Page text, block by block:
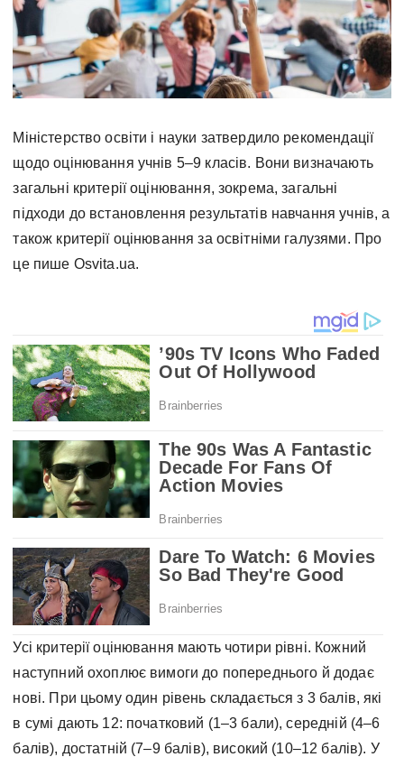
Міністерство освіти і науки затвердило рекомендації
щодо оцінювання учнів 5–9 класів. Вони визначають
загальні критерії оцінювання, зокрема, загальні
підходи до встановлення результатів навчання учнів, а
також критерії оцінювання за освітніми галузями. Про
це пише Osvita.ua.
Усі критерії оцінювання мають чотири рівні. Кожний
наступний охоплює вимоги до попереднього й додає
нові. При цьому один рівень складається з 3 балів, які
в сумі дають 12: початковий (1–3 бали), середній (4–6
балів), достатній (7–9 балів), високий (10–12 балів). У